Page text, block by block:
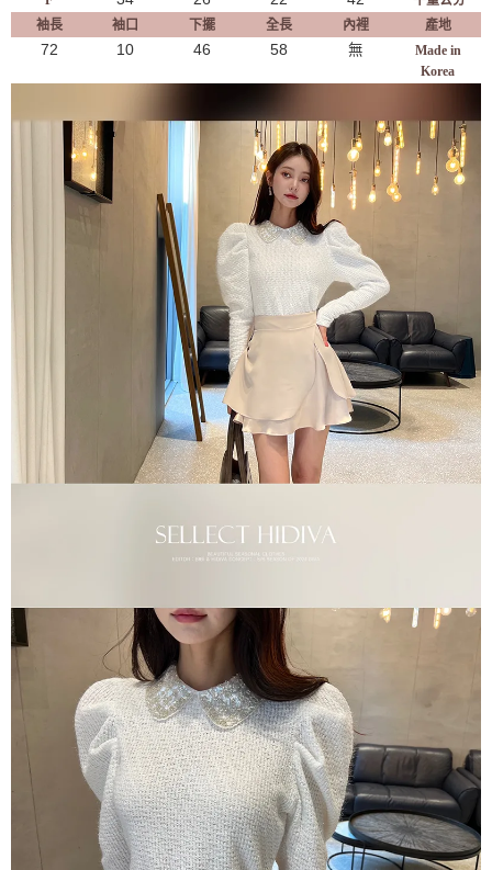
袖長
袖口 下擺 全長 內裡 產地
72 10 46 58 無
Made in
Korea